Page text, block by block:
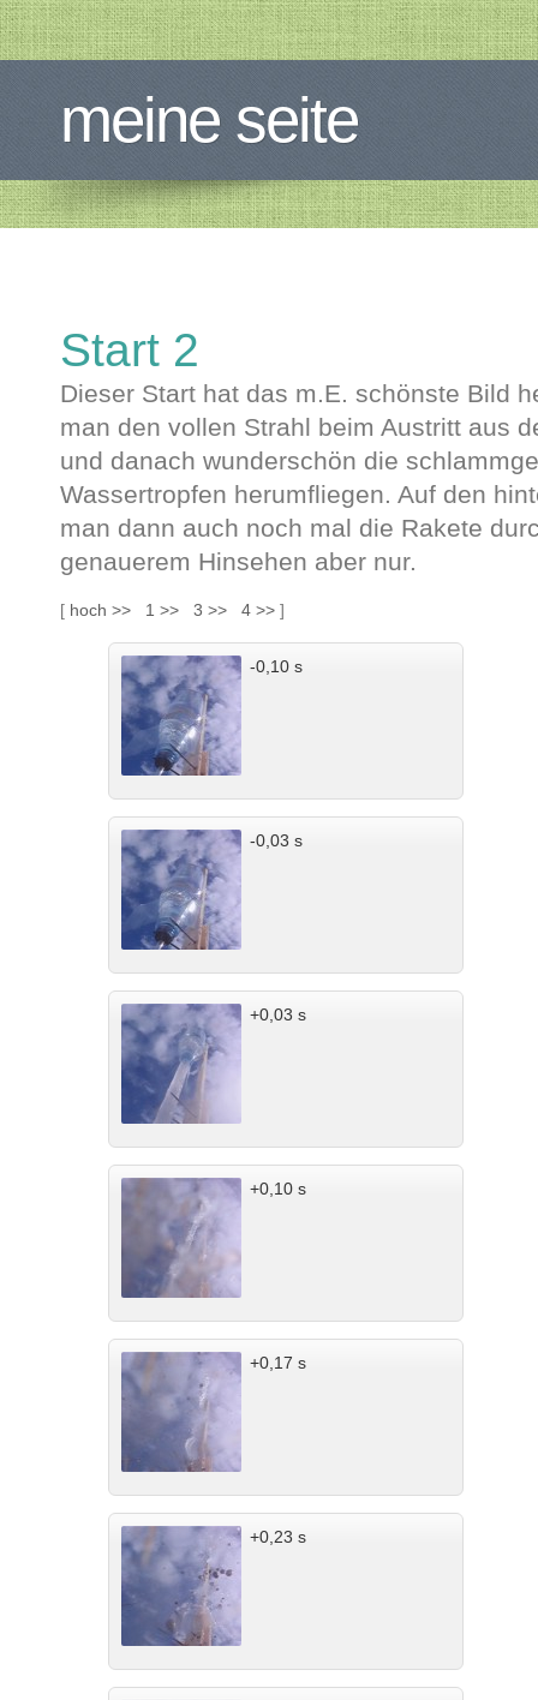
meine seite
Start 2
Dieser Start hat das m.E. schönste Bild
man den vollen Strahl beim Austritt aus
und danach wunderschön die
Wassertropfen herumfliegen. Auf den
man dann auch noch mal die Rakete
genauerem Hinsehen aber nur.
[ hoch >> 1 >> 3 >> 4 >> ]
-0,10 s
-0,03 s
+0,03 s
+0,10 s
+0,17 s
+0,23 s